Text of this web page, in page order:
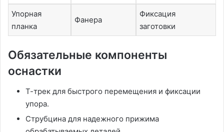
Упорная
планка
Фанера
Фиксация
заготовки
Обязательные компоненты
оснастки
Т-трек для быстрого перемещения и фиксации
упора.
Струбцина для надежного прижима